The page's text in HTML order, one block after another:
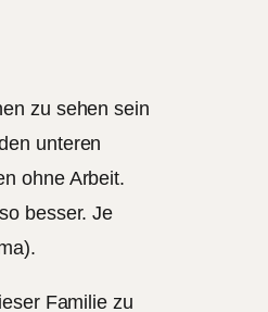
zu sehen sein
unteren
ohne Arbeit.
besser. Je
Familie zu